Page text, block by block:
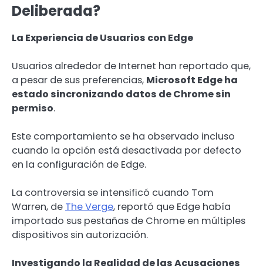
Deliberada?
La Experiencia de Usuarios con Edge
Usuarios alrededor de Internet han reportado que,
a pesar de sus preferencias, Microsoft Edge ha
estado sincronizando datos de Chrome sin
permiso.
Este comportamiento se ha observado incluso
cuando la opción está desactivada por defecto
en la configuración de Edge.
La controversia se intensificó cuando Tom
Warren, de The Verge, reportó que Edge había
importado sus pestañas de Chrome en múltiples
dispositivos sin autorización.
Investigando la Realidad de las Acusaciones